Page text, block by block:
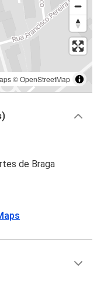
©OpenStreetMap
de Braga